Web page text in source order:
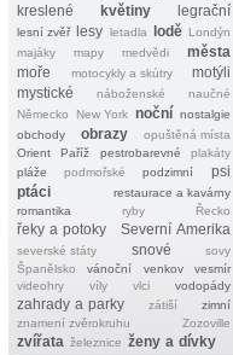
kreslené
květiny legrační
lesní zvěř lesy letadla lodě Londýn
majáky
mapy medvědi
města
moře
motocykly a skútry
motýli
mystické
náboženské
naučné
Německo
New York noční nostalgie
obchody
obrazy
opuštěná místa
Orient
Paříž pestrobarevné
plakáty
pláže
podmořské podzimní
psi
ptáci
restaurace a kavárny
romantika
ryby Řecko
řeky a potoky Severní Amerika
severské státy snové
sovy
Španělsko
vánoční venkov
vesmír
videohry
víly vlci vodopády
zahrady a parky zátiší
zimní
znamení zvěrokruhu
Zozoville
zvířata železnice ženy a dívky